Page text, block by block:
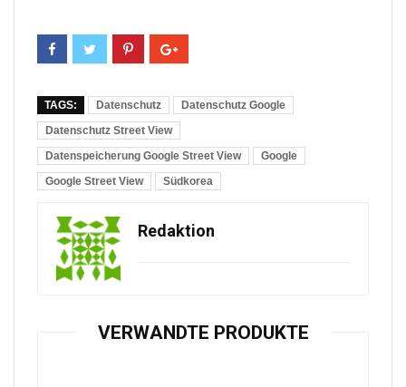
TAGS: Datenschutz
Datenschutz Google
Datenschutz Street View
Datenspeicherung Google Street View
Google
Google Street View
Südkorea
Redaktion
VERWANDTE PRODUKTE